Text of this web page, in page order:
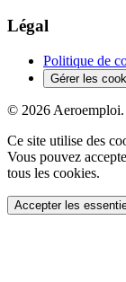
Légal
Politique de
Gérer les
© 2026 Aeroemploi.
Ce site utilise des
Vous pouvez
tous les cookies.
Accepter les